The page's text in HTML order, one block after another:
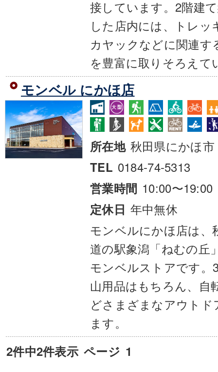
接しています。2階建
した店内には、トレッ
カヤックなどに関連す
を豊富に取りそろえて
モンベル にかほ店
所在地 秋田県にかほ市
TEL 0184-74-5313
営業時間 10:00〜19:00
定休日 年中無休
モンベルにかほ店は、
道の駅象潟「ねむの丘
モンベルストアです。
山用品はもちろん、自
どさまざまなアウトド
ます。
2件中2件表示 ページ 1